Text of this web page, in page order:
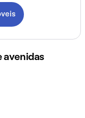
avenidas